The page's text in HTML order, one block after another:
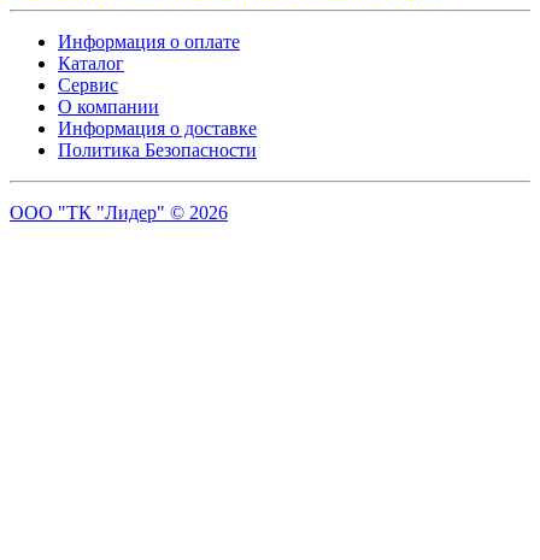
Информация о оплате
Каталог
Сервис
О компании
Информация о доставке
Политика Безопасности
ООО "ТК "Лидер" © 2026